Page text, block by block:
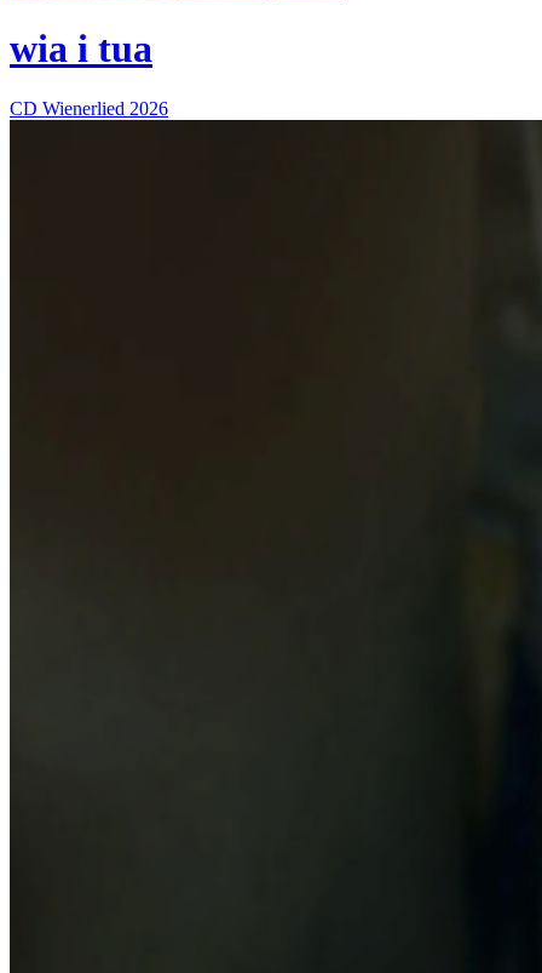
wia i tua
CD Wienerlied 2026